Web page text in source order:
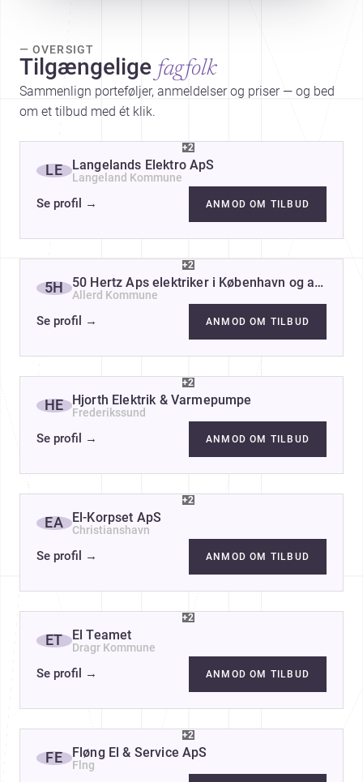
— OVERSIGT
Tilgængelige fagfolk
Sammenlign porteføljer, anmeldelser og priser — og bed
om et tilbud med ét klik.
+2
LE Langelands Elektro ApS
Langeland Kommune
Se profil → ANMOD OM TILBUD
+2
5H 50 Hertz Aps elektriker i København og akut
Allerd Kommune
Se profil → ANMOD OM TILBUD
+2
HE Hjorth Elektrik & Varmepumpe
Frederikssund
Se profil → ANMOD OM TILBUD
+2
EA El-Korpset ApS
Christianshavn
Se profil → ANMOD OM TILBUD
+2
ET El Teamet
Dragr Kommune
Se profil → ANMOD OM TILBUD
+2
FE Fløng El & Service ApS
Flng